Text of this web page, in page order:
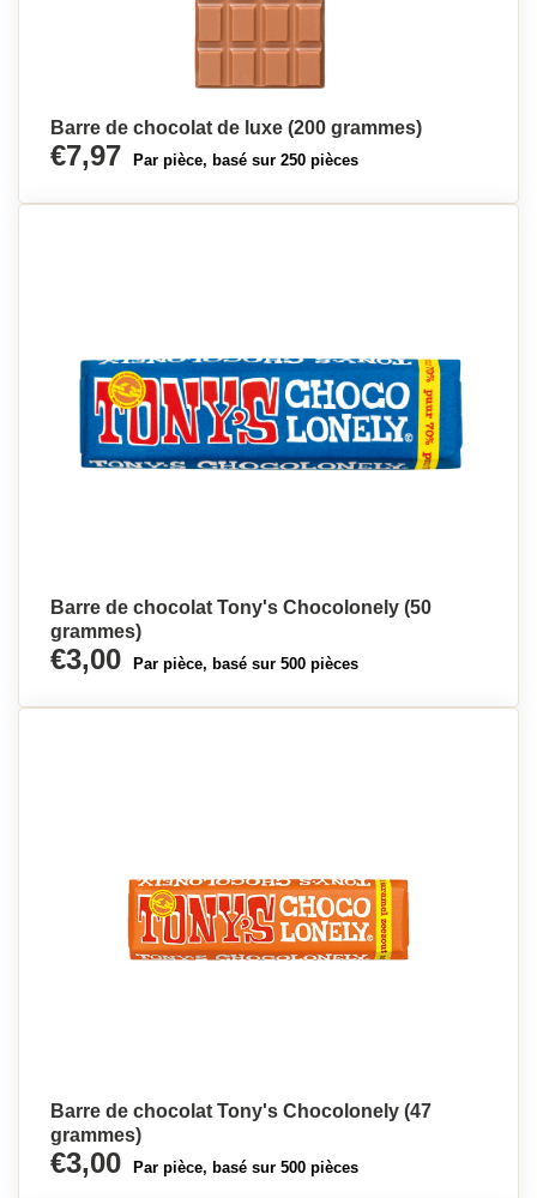
Barre de chocolat de luxe (200 grammes)
€7,97 Par pièce, basé sur 250 pièces
Barre de chocolat Tony's Chocolonely (50
grammes)
€3,00 Par pièce, basé sur 500 pièces
Barre de chocolat Tony's Chocolonely (47
grammes)
€3,00 Par pièce, basé sur 500 pièces